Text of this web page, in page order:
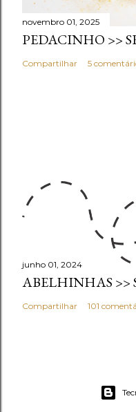
novembro 01, 2025
PEDACINHO >>
Compartilhar 5
junho 01, 2024
ABELHINHAS >>
Compartilhar 101